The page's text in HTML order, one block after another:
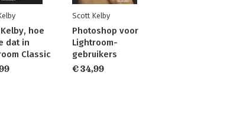
hoe
dat in
Classic
Scott Kelby
Photoshop voor
Lightroom-
gebruikers
€ 34,99